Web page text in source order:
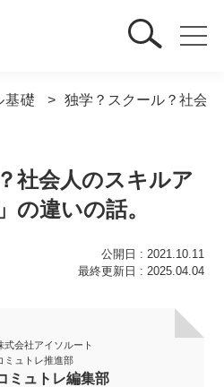
基礎 独学？スクール？社会
社会人のスキルア
の違いの話。
公開日 : 2021.10.11
最終更新日 : 2025.04.04
式会社アイソルート
ミュトレ推進部
ミュトレ編集部